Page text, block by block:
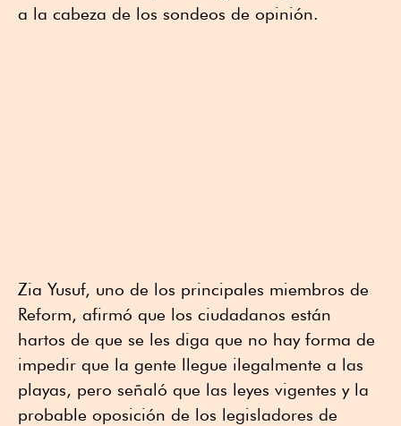
a la cabeza de los sondeos de opinión.
Zia Yusuf, uno de los principales miembros de
Reform, afirmó que los ciudadanos están
hartos de que se les diga que no hay forma de
impedir que la gente llegue ilegalmente a las
playas, pero señaló que las leyes vigentes y la
probable oposición de los legisladores de